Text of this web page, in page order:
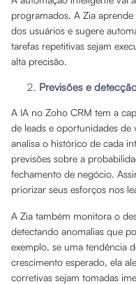
programados. A Zia
dos usuários e sugere
tarefas repetitivas sejam
alta precisão.
Previsões e
A IA no Zoho CRM tem a
de leads e oportunidades de
analisa o histórico de cada
previsões sobre a
fechamento de negócio.
priorizar seus esforços nos
A Zia também monitora o
detectando anomalias que
exemplo, se uma tendência
crescimento esperado, ela
corretivas sejam tomadas